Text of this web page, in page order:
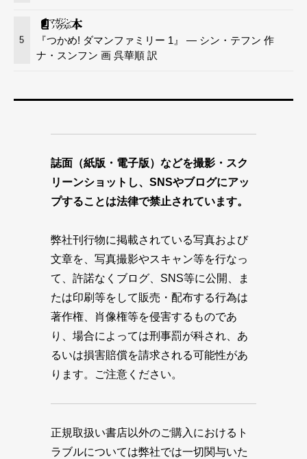
5
『つかめ! ダマンファミリー 1』 — シン・テフン 作
ナ・スンフン 画 呉華順 訳
誌面（紙版・電子版）などを撮影・スク
リーンショットし、SNSやブログにアッ
プすることは法律で禁止されています。
弊社刊行物に掲載されている写真および
文章を、写真撮影やスキャン等を行なっ
て、許諾なくブログ、SNS等に公開、ま
たは印刷等をして販売・配布する行為は
著作権、肖像権等を侵害するものであ
り、場合によっては刑事罰が科され、あ
るいは損害賠償を請求される可能性があ
ります。ご注意ください。
正規取扱い書店以外のご購入におけるト
ラブルについては弊社では一切関与いた